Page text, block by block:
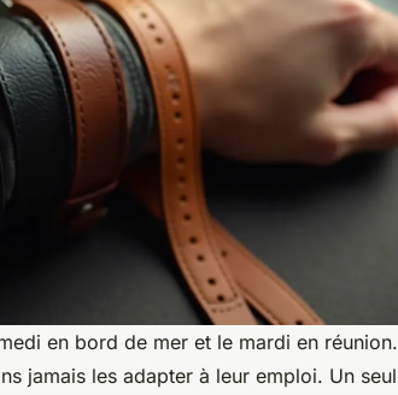
en bord de mer et le mardi en réunion.
jamais les adapter à leur emploi. Un seul